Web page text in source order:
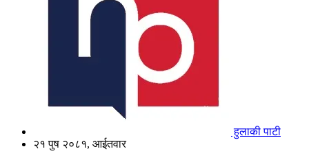
हुलाकी पाटी
२१ पुष २०८१, आईतवार